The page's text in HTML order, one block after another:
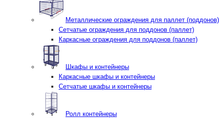
Металлические ограждения для паллет (поддонов)
Сетчатые ограждения для поддонов (паллет)
Каркасные ограждения для поддонов (паллет)
Шкафы и контейнеры
Каркасные шкафы и контейнеры
Сетчатые шкафы и контейнеры
Ролл контейнеры